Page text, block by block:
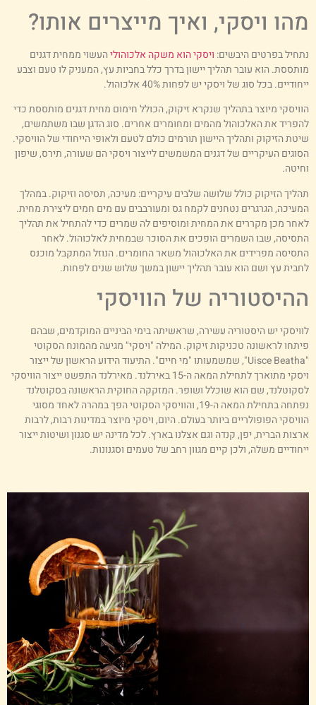
ויסקי, ואיך מייצרים אותו?
בפרטים היבשים:ויסקי הוא משקה אלכוהוליהעשוי ממחית דגנים
הוא עובר תהליך יישון בדרך כלל בחביות עץ, המעניק לו טעם וצבע
בכל סוג של ויסקי יש לפחות 40% אלכוהול.
מיוצר בתהליך שנקרא זיקוק, הכולל חימום מחית דגנים מותססת כדי
את האלכוהול מהמים ומחומרים אחרים. סוג הדגן שבו משתמשים,
הזיקוק ותהליך היישון תורמים כולם לטעם ולאופי הייחודי של הוויסקי.
העיקריים של דגנים המשמשים לייצור ויסקי הם שעורה, תירס, שיפון
הזיקוק כולל שלושה שלבים עיקריים: מעיכה, תסיסה וזיקוק. במהלך
הגרגרים נטחנים לקמח גס ומעורבבים עם מים חמים ליצירת מחית.
מכן מקררים את המחית ומוסיפים לה שמרים כדי להתחיל את תהליך
שבו השמרים הופכים את הסוכר שבמחית לאלכוהול. לאחר
מפרידים את האלכוהול משאר החומרים. הנוזל המתקבל מוכנס
עץ ושם הוא עובר תהליך יישון במשך שלוש שנים לפחות.
של הוויסקי
יש היסטוריה עשירה, שראשיתה בימי הביניים המוקדמים, שבהם
לראשונה טכניקות זיקוק. המילה "ויסקי" מגיעה מהמונח הסקוטי
"Uisce Beatha", שמשמעותו "מי חיים". התיעוד הידוע הראשון של ייצור
ויסקי מתוארך לתחילת המאה ה-15 באירלנד. מאירלנד התפשט ייצור הוויסקי
שם הוא שוכלל ושופר. המזקקה החוקית הראשונה בסקוטלנד
נפתחה בתחילת המאה ה-19, והוויסקי הסקוטי הפך במהרה לאחד מסוגי
הפופולריים ביותר בעולם. היום, ויסקי מיוצר במדינות רבות, לרבות
הברית, יפן, קנדה וגם אצלנו בארץ. לכל מדינה יש סגנון ושיטות ייצור
משלה, ולכן קיים מגוון רחב של טעמים וסגנונות.